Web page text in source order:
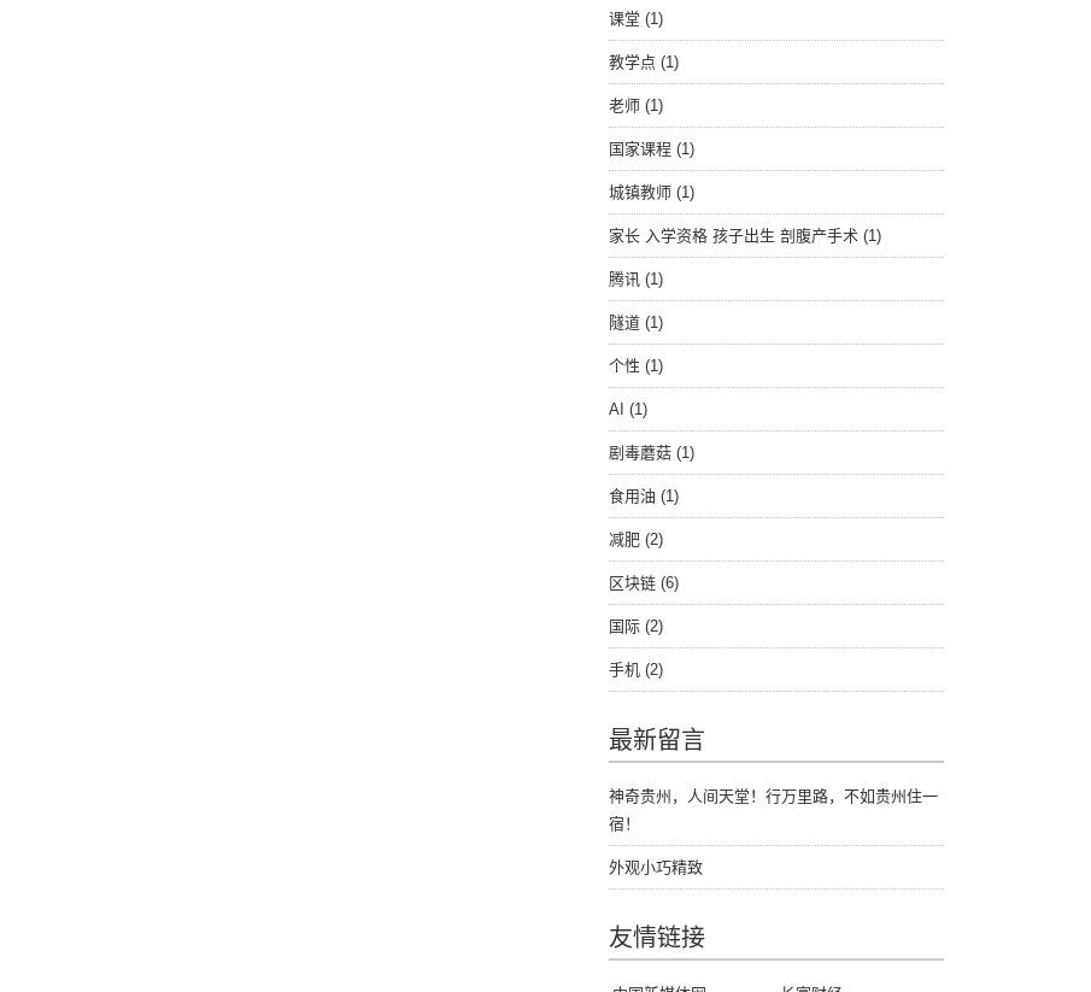
课堂 (1)
教学点 (1)
老师 (1)
国家课程 (1)
城镇教师 (1)
家长 入学资格 孩子出生 剖腹产手术 (1)
腾讯 (1)
隧道 (1)
个性 (1)
AI (1)
剧毒蘑菇 (1)
食用油 (1)
减肥 (2)
区块链 (6)
国际 (2)
手机 (2)
最新留言
神奇贵州，人间天堂！行万里路，不如贵州住一
宿！
外观小巧精致
友情链接